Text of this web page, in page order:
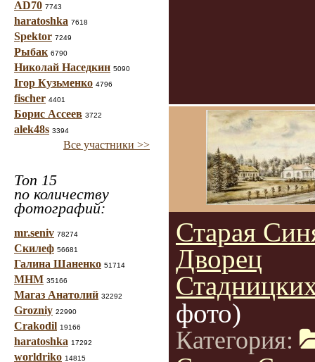
AD70 7743
haratoshka 7618
Spektor 7249
Рыбак 6790
Николай Наседкин 5090
Ігор Кузьменко 4796
fischer 4401
Борис Ассеев 3722
alek48s 3394
Все участники >>
Топ 15
по количеству
фотографий:
mr.seniv 78274
Скилеф 56681
Галина Шаненко 51714
МНМ 35166
Магаз Анатолий 32292
Grozniy 22990
Crakodil 19166
haratoshka 17292
worldriko 14815
Старая
Дворец
фото)
Категория: